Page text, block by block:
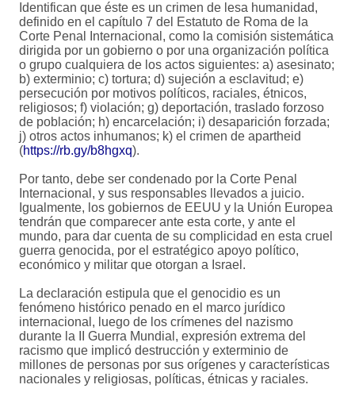
Identifican que éste es un crimen de lesa humanidad,
definido en el capítulo 7 del Estatuto de Roma de la
Corte Penal Internacional, como la comisión sistemática
dirigida por un gobierno o por una organización política
o grupo cualquiera de los actos siguientes: a) asesinato;
b) exterminio; c) tortura; d) sujeción a esclavitud; e)
persecución por motivos políticos, raciales, étnicos,
religiosos; f) violación; g) deportación, traslado forzoso
de población; h) encarcelación; i) desaparición forzada;
j) otros actos inhumanos; k) el crimen de apartheid
(https://rb.gy/b8hgxq).
Por tanto, debe ser condenado por la Corte Penal
Internacional, y sus responsables llevados a juicio.
Igualmente, los gobiernos de EEUU y la Unión Europea
tendrán que comparecer ante esta corte, y ante el
mundo, para dar cuenta de su complicidad en esta cruel
guerra genocida, por el estratégico apoyo político,
económico y militar que otorgan a Israel.
La declaración estipula que el genocidio es un
fenómeno histórico penado en el marco jurídico
internacional, luego de los crímenes del nazismo
durante la II Guerra Mundial, expresión extrema del
racismo que implicó destrucción y exterminio de
millones de personas por sus orígenes y características
nacionales y religiosas, políticas, étnicas y raciales.